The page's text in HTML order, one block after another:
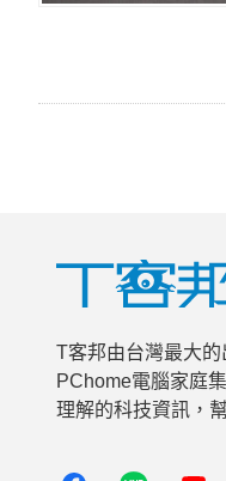
T客邦由台灣最大
PChome電腦家庭
理解的科技資訊，